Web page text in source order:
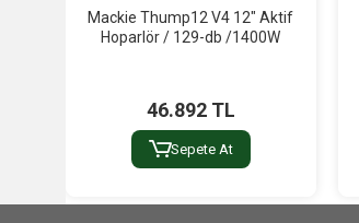
Mackie Thump12 V4 12" Aktif
Hoparlör / 129-db /1400W
46.892 TL
Sepete At